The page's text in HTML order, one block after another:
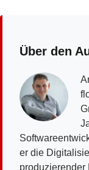
Über den
er die
produzierender